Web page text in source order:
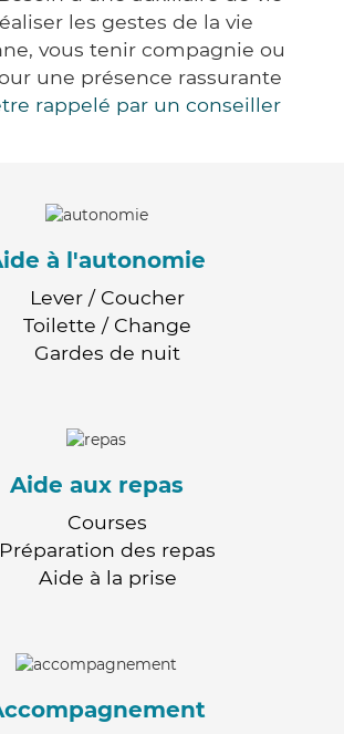
les gestes de la vie
vous tenir compagnie ou
une présence rassurante
rappelé par un conseiller
à l'autonomie
Lever / Coucher
Toilette / Change
Gardes de nuit
Aide aux repas
Courses
Préparation des repas
Aide à la prise